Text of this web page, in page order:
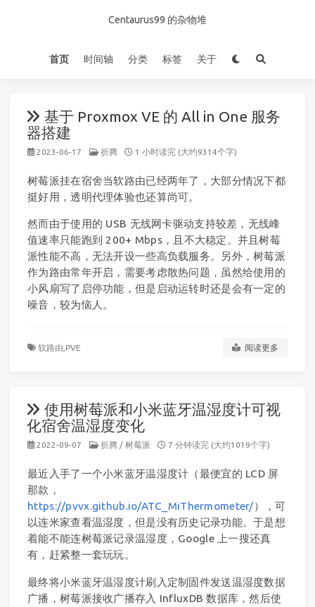
Centaurus99 的杂物堆
首页 时间轴 分类 标签 关于
基于 Proxmox VE 的 All in One 服务
器搭建
2023-06-17 折腾 1 小时读完 (大约9314个字)
树莓派挂在宿舍当软路由已经两年了，大部分情况下都
挺好用，透明代理体验也还算尚可。
然而由于使用的 USB 无线网卡驱动支持较差，无线峰
值速率只能跑到 200+ Mbps，且不大稳定。并且树莓
派性能不高，无法开设一些高负载服务。另外，树莓派
作为路由常年开启，需要考虑散热问题，虽然给使用的
小风扇写了启停功能，但是启动运转时还是会有一定的
噪音，较为恼人。
软路由, PVE 阅读更多
使用树莓派和小米蓝牙温湿度计可视
化宿舍温湿度变化
2022-09-07 折腾/ 树莓派 7 分钟读完 (大约1019个字)
最近入手了一个小米蓝牙温湿度计（最便宜的 LCD 屏
那款，
https://pvvx.github.io/ATC_MiThermometer/），可
以连米家查看温湿度，但是没有历史记录功能。于是想
着能不能连树莓派记录温湿度，Google 上一搜还真
有，赶紧整一套玩玩。
最终将小米蓝牙温湿度计刷入定制固件发送温湿度数据
广播，树莓派接收广播存入 InfluxDB 数据库，然后使